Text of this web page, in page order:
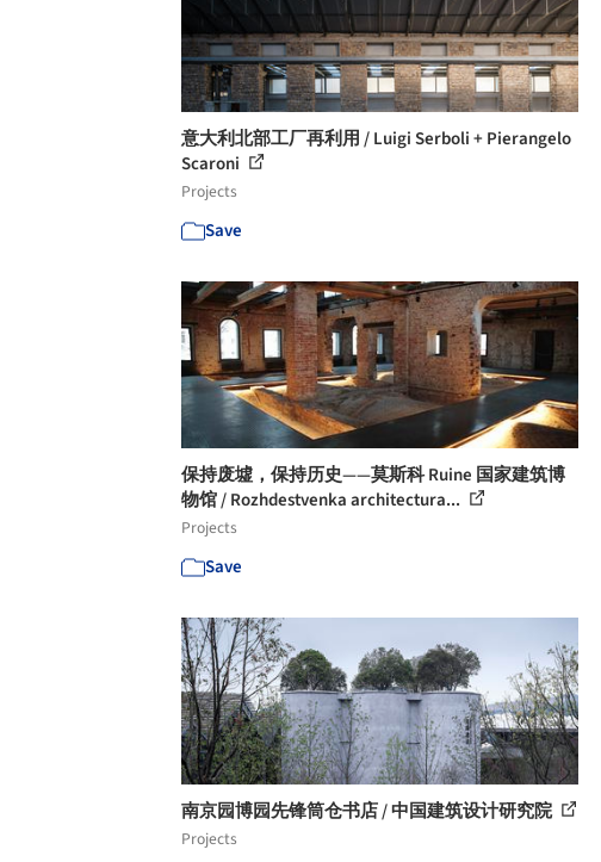
意大利北部工厂再利用 / Luigi Serboli + Pierangelo
Scaroni
Projects
Save
保持废墟，保持历史——莫斯科 Ruine 国家建筑博
物馆 / Rozhdestvenka architectura...
Projects
Save
南京园博园先锋筒仓书店 / 中国建筑设计研究院
Projects